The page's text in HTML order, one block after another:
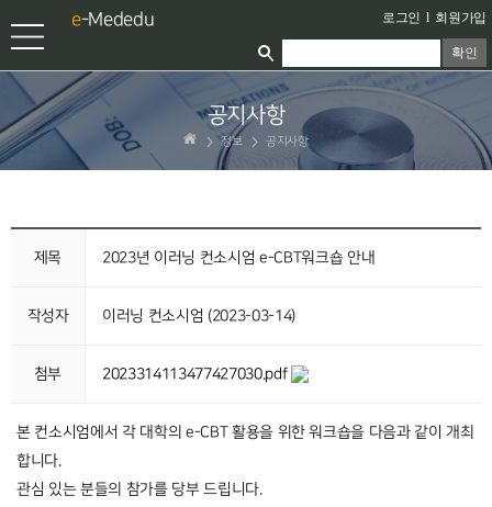
e-Mededu 로그인 l 회원가입
확인
공지사항
정보 공지사항
제목 2023년 이러닝 컨소시엄 e-CBT워크숍 안내
작성자 이러닝 컨소시엄 (2023-03-14)
첨부 2023314113477427030.pdf
본 컨소시엄에서 각 대학의 e-CBT 활용을 위한 워크숍을 다음과 같이 개최
합니다.
관심 있는 분들의 참가를 당부 드립니다.